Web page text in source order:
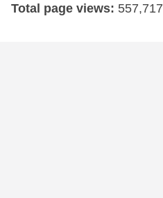
Total page views: 557,717